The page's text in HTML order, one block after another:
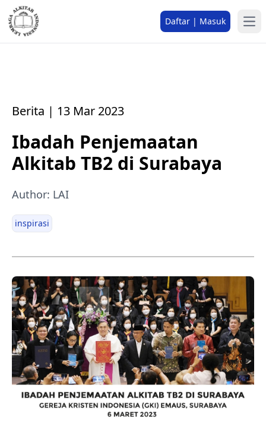
Daftar | Masuk
Berita | 13 Mar 2023
Ibadah Penjemaatan
Alkitab TB2 di Surabaya
Author: LAI
inspirasi